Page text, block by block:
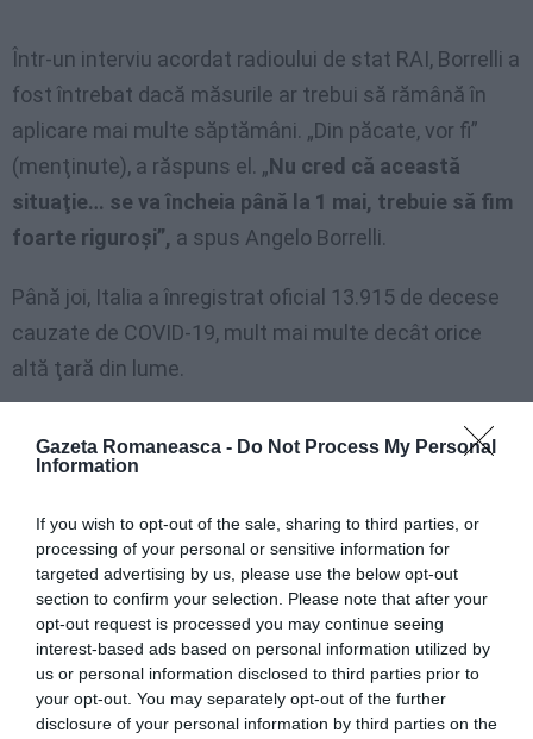
Gazeta Romaneasca - Do Not Process My Personal
Information
If you wish to opt-out of the sale, sharing to third parties, or
processing of your personal or sensitive information for
targeted advertising by us, please use the below opt-out
section to confirm your selection. Please note that after your
opt-out request is processed you may continue seeing
interest-based ads based on personal information utilized by
us or personal information disclosed to third parties prior to
your opt-out. You may separately opt-out of the further
disclosure of your personal information by third parties on the
Într-un interviu acordat radioului de stat RAI, Borrelli a
fost întrebat dacă măsurile ar trebui să rămână în
aplicare mai multe săptămâni. „Din păcate, vor fi”
(menţinute), a răspuns el. „Nu cred că această
situaţie… se va încheia până la 1 mai, trebuie să fim
foarte riguroşi”, a spus Angelo Borrelli.
Până joi, Italia a înregistrat oficial 13.915 de decese
cauzate de COVID-19, mult mai multe decât orice
altă ţară din lume.
https://ziarulromanesc.at/romani-in-strainatate-217-
confirmati-pozitiv-25-morti-zero-cazuri-in-austria/
CORONAVIRUS DIASPORA CORONAVIRUS ITALIA
See
more
Articolul anterior
Medic italian în România, în prima linie în
combaterea epidemiei: ”Eu am făcut un
jurământ și este valabil în orice situație, în
orice țară”
Următorul articol